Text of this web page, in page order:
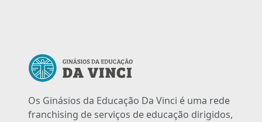
Os Ginásios da Educação Da Vinci é uma rede
franchising de serviços de educação dirigidos,